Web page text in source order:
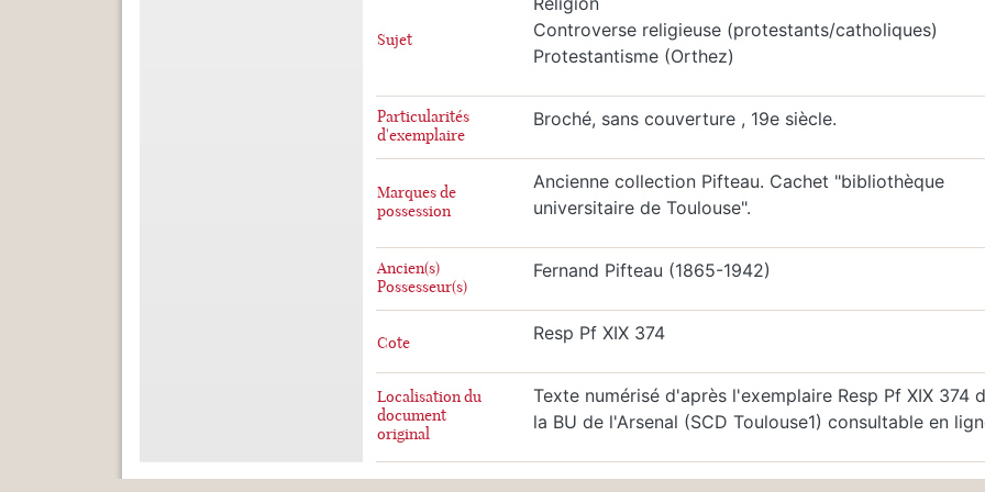
Sujet
Controverse religieuse (protestants/catholiques)
Protestantisme (Orthez)
Particularités
d'exemplaire
Broché, sans couverture , 19e siècle.
Marques de
possession
Ancienne collection Pifteau. Cachet "bibliothèque
universitaire de Toulouse".
Ancien(s)
Possesseur(s)
Fernand Pifteau (1865-1942)
Cote Resp Pf XIX 374
Localisation du
document
original
Texte numérisé d'après l'exemplaire Resp Pf XIX 374
la BU de l'Arsenal (SCD Toulouse1) consultable en